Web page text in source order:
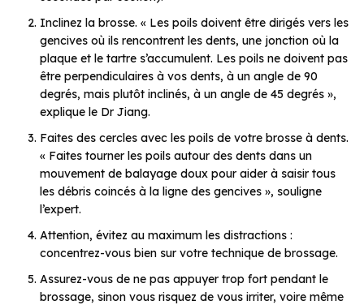
Inclinez la brosse. « Les poils doivent être dirigés vers les
gencives où ils rencontrent les dents, une jonction où la
plaque et le tartre s’accumulent. Les poils ne doivent pas
être perpendiculaires à vos dents, à un angle de 90
degrés, mais plutôt inclinés, à un angle de 45 degrés »,
explique le Dr Jiang.
Faites des cercles avec les poils de votre brosse à dents.
« Faites tourner les poils autour des dents dans un
mouvement de balayage doux pour aider à saisir tous
les débris coincés à la ligne des gencives », souligne
l’expert.
Attention, évitez au maximum les distractions :
concentrez-vous bien sur votre technique de brossage.
Assurez-vous de ne pas appuyer trop fort pendant le
brossage, sinon vous risquez de vous irriter, voire même